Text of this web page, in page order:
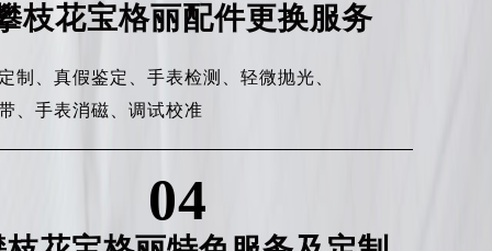
枝花宝格丽配件更换服务
制、真假鉴定、手表检测、轻微抛光、
、手表消磁、调试校准
04